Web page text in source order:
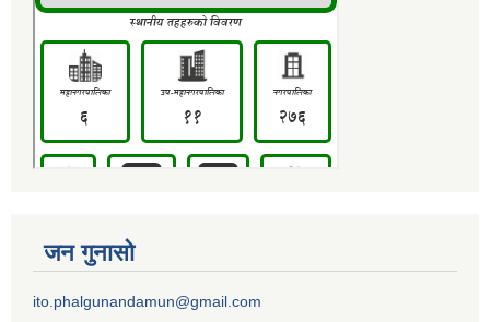
जन गुनासो
ito.phalgunandamun@gmail.com